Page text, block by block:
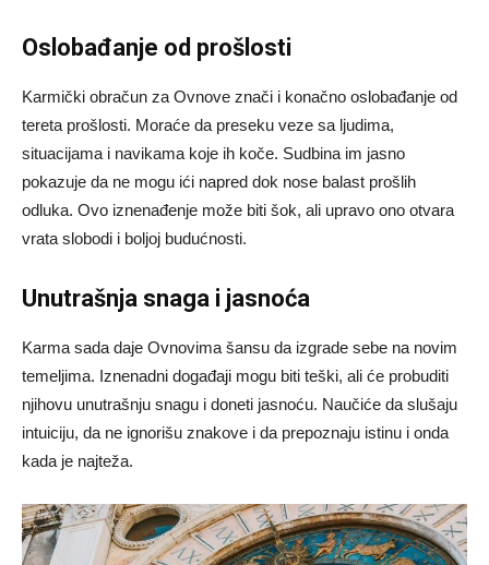
Oslobađanje od prošlosti
Karmički obračun za Ovnove znači i konačno oslobađanje od
tereta prošlosti. Moraće da preseku veze sa ljudima,
situacijama i navikama koje ih koče. Sudbina im jasno
pokazuje da ne mogu ići napred dok nose balast prošlih
odluka. Ovo iznenađenje može biti šok, ali upravo ono otvara
vrata slobodi i boljoj budućnosti.
Unutrašnja snaga i jasnoća
Karma sada daje Ovnovima šansu da izgrade sebe na novim
temeljima. Iznenadni događaji mogu biti teški, ali će probuditi
njihovu unutrašnju snagu i doneti jasnoću. Naučiće da slušaju
intuiciju, da ne ignorišu znakove i da prepoznaju istinu i onda
kada je najteža.